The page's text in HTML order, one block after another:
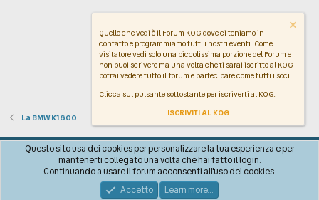
La BMW K1600
Italiano
Contattaci!
Regolamento Policy sulla Privacy Aiuto
R
S
Community platform by XenForo®© 2010-2026 XenForo Ltd.
Quello che vedi è il Forum KOG dove ci teniamo in
contatto e programmiamo tutti i nostri eventi. Come
visitatore vedi solo una piccolissima porzione del Forum e
non puoi scrivere ma una volta che ti sarai iscritto al KOG
potrai vedere tutto il forum e partecipare come tutti i soci.
Clicca sul pulsante sottostante per iscriverti al KOG.
ISCRIVITI AL KOG
Questo sito usa dei cookies per personalizzare la tua esperienza e per
mantenerti collegato una volta che hai fatto il login.
Continuando a usare il forum acconsenti all'uso dei cookies.
Accetto
Learn more…